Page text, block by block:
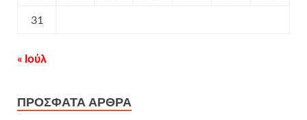
31
« Ιούλ
ΠΡΟΣΦΑΤΑ ΑΡΘΡΑ